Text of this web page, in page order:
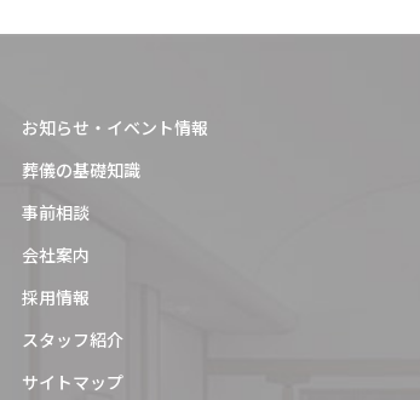
2025年7月
2025年5月
2025年4月
2024年12月
2024年11月
お知らせ・イベント情報
葬儀の基礎知識
事前相談
会社案内
採用情報
スタッフ紹介
サイトマップ